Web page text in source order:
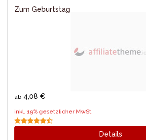
Zum Geburtstag
ab 4,08 €
inkl. 19% gesetzlicher MwSt.
Details